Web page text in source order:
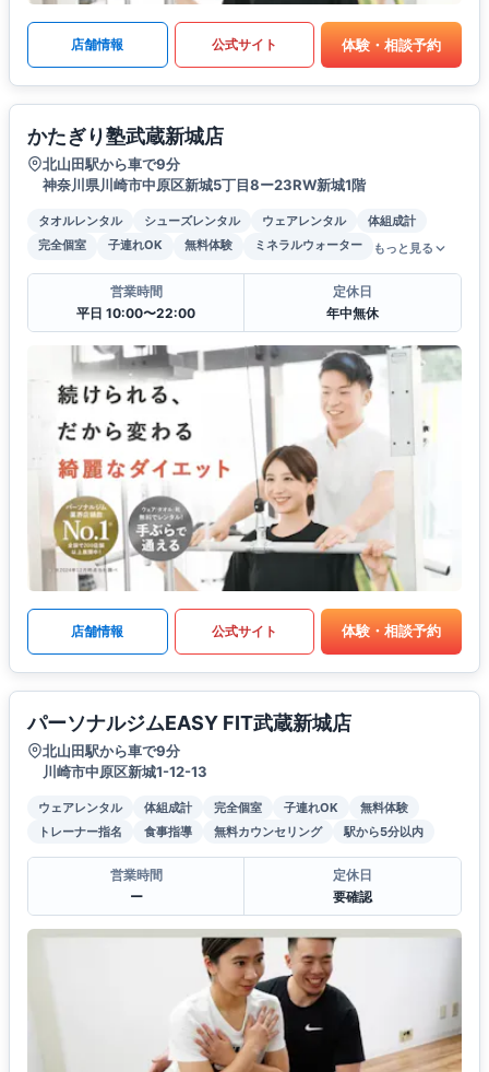
店舗情報 公式サイト 体験・相談予約
かたぎり塾武蔵新城店
北山田駅から車で9分
神奈川県川崎市中原区新城5丁目8ー23RW新城1階
タオルレンタル シューズレンタル ウェアレンタル
体組成計
完全個室
子連れOK 無料体験 ミネラルウォーター もっと見る
営業時間
平日 10:00〜22:00
定休日
年中無休
店舗情報 公式サイト 体験・相談予約
パーソナルジムEASY FIT武蔵新城店
北山田駅から車で9分
川崎市中原区新城1-12-13
ウェアレンタル 体組成計 完全個室 子連れOK
無料体験
トレーナー指名
食事指導 無料カウンセリング 駅から5分以内
営業時間
ー
定休日
要確認